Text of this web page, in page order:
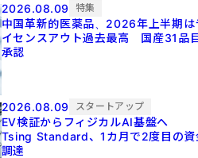
2026.08.09 特集
中国革新的医薬品、2026年上半期は
イセンスアウト過去最高 国産31品
承認
2026.08.09 スタートアップ
EV検証からフィジカルAI基盤へ
Tsing Standard、1カ月で2度目の資
調達